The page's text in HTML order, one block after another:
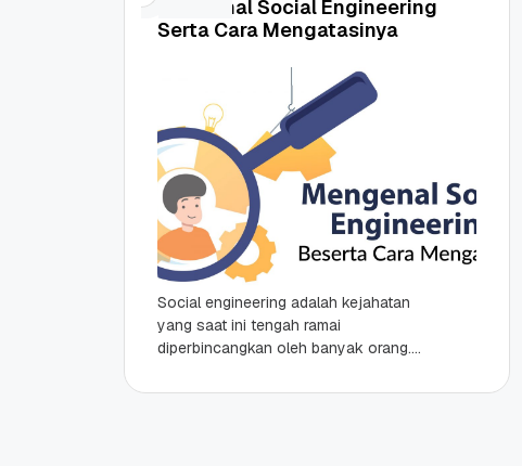
Mengenal Social Engineering
Serta Cara Mengatasinya
Social engineering adalah kejahatan
yang saat ini tengah ramai
diperbincangkan oleh banyak orang.
social engineering ini karena